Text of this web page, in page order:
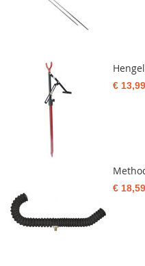
€ 13,99
€ 18,59